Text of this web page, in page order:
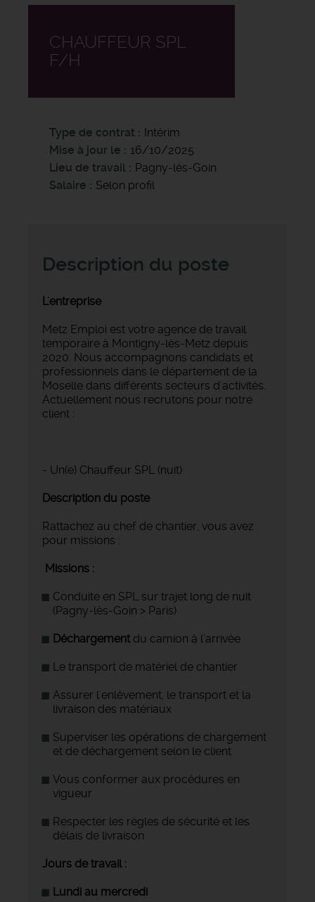
CHAUFFEUR SPL
F/H
Type de contrat
Intérim
Mise à jour le
16/10/2025
Lieu de travail
Pagny-lès-Goin
Salaire
Selon profil
Description du poste
L'entreprise
Metz Emploi est votre agence de travail
temporaire à Montigny-lès-Metz depuis
2020. Nous accompagnons candidats et
professionnels dans le département de la
Moselle dans différents secteurs d'activités.
Actuellement nous recrutons pour notre
client :
- Un(e) Chauffeur SPL (nuit)
Description du poste
Rattachez au chef de chantier, vous avez
pour missions :
️ Missions :
Conduite en SPL sur trajet long de nuit
(Pagny-lès-Goin > Paris)
Déchargementdu camion à l’arrivée
Le transport de matériel de chantier
Assurer l'enlèvement, le transport et la
livraison des matériaux
Superviser les opérations de chargement
et de déchargement selon le client
Vous conformer aux procédures en
vigueur
Respecter les règles de sécurité et les
délais de livraison
Jours de travail :
Lundi au mercredi